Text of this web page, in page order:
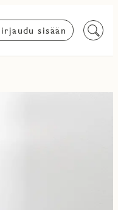
sisään
Etsi